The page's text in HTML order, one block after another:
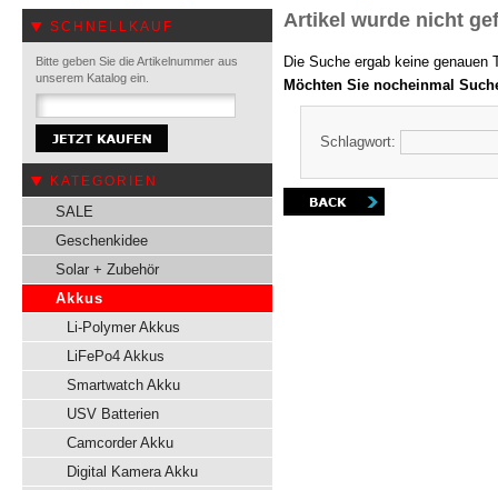
SCHNELLKAUF
Bitte geben Sie die Artikelnummer aus
unserem Katalog ein.
KATEGORIEN
SALE
Geschenkidee
Solar + Zubehör
Akkus
Li-Polymer Akkus
LiFePo4 Akkus
Smartwatch Akku
USV Batterien
Camcorder Akku
Digital Kamera Akku
Artikel wurde nicht
Die Suche ergab keine genauen
Möchten Sie nocheinmal
Schlagwort: